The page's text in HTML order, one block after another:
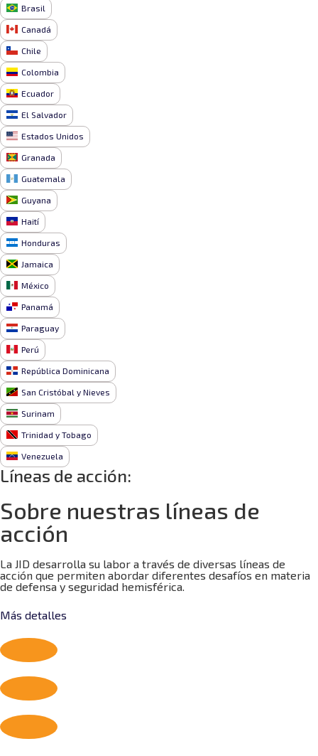
Brasil
Canadá
Chile
Colombia
Ecuador
El Salvador
Estados Unidos
Granada
Guatemala
Guyana
Haití
Honduras
Jamaica
México
Panamá
Paraguay
Perú
República Dominicana
San Cristóbal y Nieves
Surinam
Trinidad y Tobago
Venezuela
Líneas de acción:
Sobre nuestras líneas de
acción
La JID desarrolla su labor a través de diversas líneas de
acción que permiten abordar diferentes desafíos en materia
de defensa y seguridad hemisférica.
Más detalles